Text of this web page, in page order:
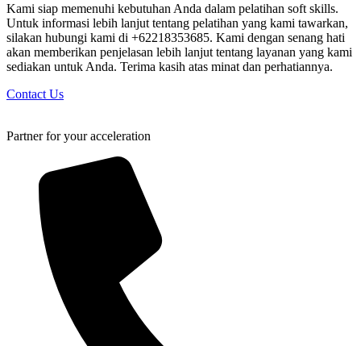
Kami siap memenuhi kebutuhan Anda dalam pelatihan soft skills.
Untuk informasi lebih lanjut tentang pelatihan yang kami tawarkan,
silakan hubungi kami di +62218353685. Kami dengan senang hati
akan memberikan penjelasan lebih lanjut tentang layanan yang kami
sediakan untuk Anda. Terima kasih atas minat dan perhatiannya.
Contact Us
Partner for your acceleration